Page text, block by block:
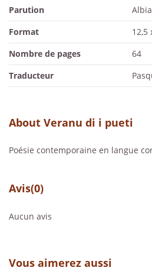
Parution
Format
12,5
Nombre de pages
64
Traducteur
About Veranu di i pueti
Poésie contemporaine en langue
Avis(0)
Aucun avis
Vous aimerez aussi